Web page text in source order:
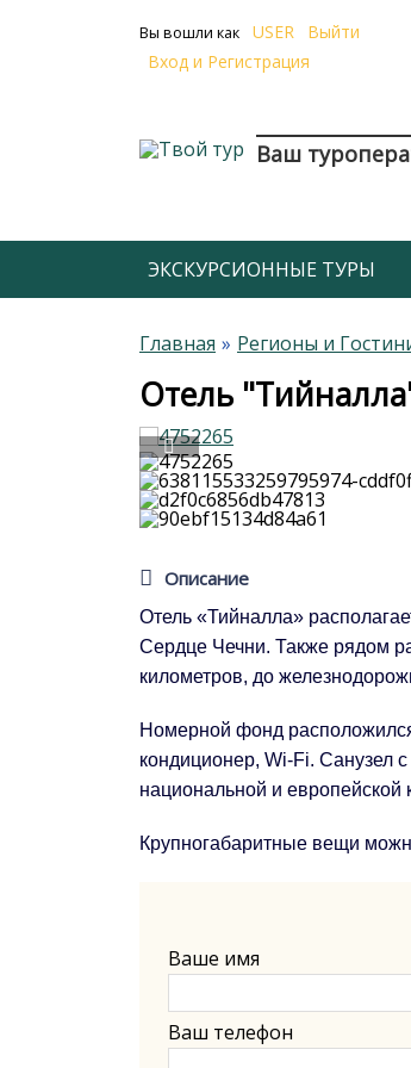
Вы вошли как USER
Выйти
Вход и Регистрация
Ваш
ЭКСКУРСИОННЫЕ ТУРЫ
Главная Регионы и
Отель
Описание
Отель «Тийналла»
Сердце Чечни. Также рядом
километров, до
Номерной фонд
кондиционер, Wi-Fi. Санузел
национальной и
Крупногабаритные вещи
Ваше имя
Ваш телефон